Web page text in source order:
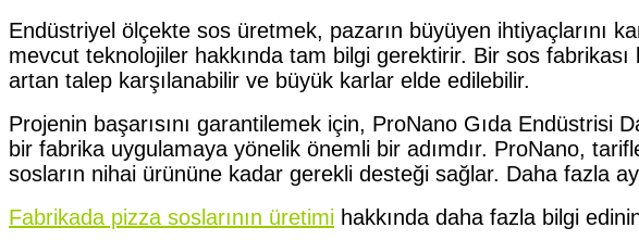
Endüstriyel ölçekte sos üretmek, pazarın büyüyen ihtiyaçlarını
mevcut teknolojiler hakkında tam bilgi gerektirir. Bir sos
artan talep karşılanabilir ve büyük karlar elde edilebilir.
Projenin başarısını garantilemek için, ProNano Gıda Endüstrisi
bir fabrika uygulamaya yönelik önemli bir adımdır. ProNano,
sosların nihai ürününe kadar gerekli desteği sağlar. Daha fazla
Fabrikada pizza soslarının üretimi hakkında daha fazla bilgi